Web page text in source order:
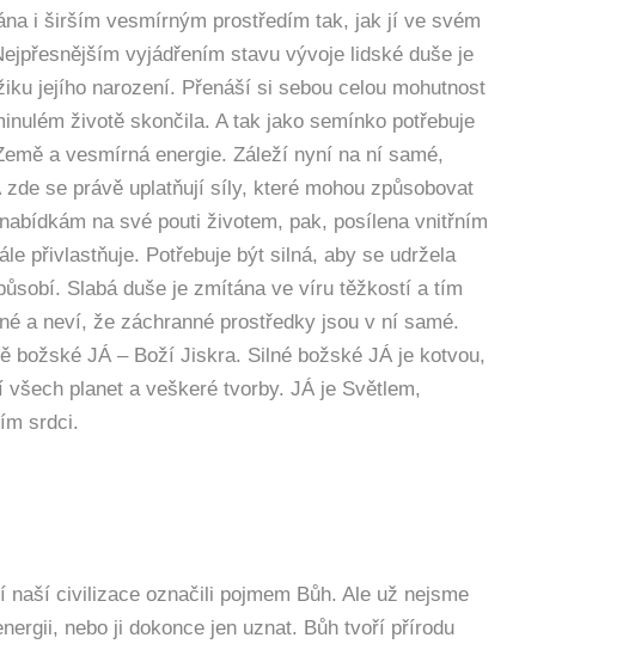
i širším vesmírným prostředím tak, jak jí ve svém
vyjádřením stavu vývoje lidské duše je
jejího narození. Přenáší si sebou celou mohutnost
životě skončila. A tak jako semínko potřebuje
a vesmírná energie. Záleží nyní na ní samé,
se právě uplatňují síly, které mohou způsobovat
na své pouti životem, pak, posílena vnitřním
přivlastňuje. Potřebuje být silná, aby se udržela
Slabá duše je zmítána ve víru těžkostí a tím
a neví, že záchranné prostředky jsou v ní samé.
božské JÁ – Boží Jiskra. Silné božské JÁ je kotvou,
planet a veškeré tvorby. JÁ je Světlem,
srdci.
civilizace označili pojmem Bůh. Ale už nejsme
nebo ji dokonce jen uznat. Bůh tvoří přírodu